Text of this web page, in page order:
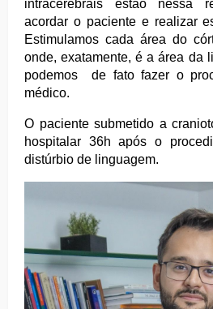
intracerebrais estão nessa
acordar o paciente e realizar
Estimulamos cada área do
onde, exatamente, é a área da
podemos de fato fazer o
médico.
O paciente submetido a
hospitalar 36h após o
distúrbio de linguagem.